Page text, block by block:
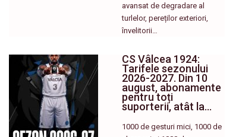
avansat de degradare al
turlelor, pereților exteriori,
învelitorii…
CS Vâlcea 1924:
Tarifele sezonului
2026-2027. Din 10
august, abonamente
pentru toți
suporterii, atât la…
1000 de gesturi mici, 1000 de